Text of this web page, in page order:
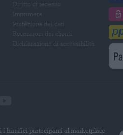
i birrifici partecipanti al marketplace